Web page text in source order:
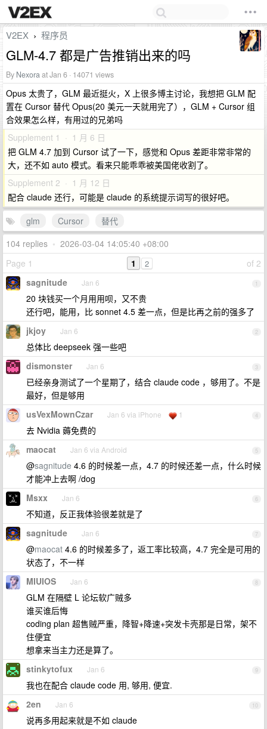
V2EX › 程序员
GLM-4.7 都是广告推销出来的吗
By Nexoraat Jan 6 · 14071 views
Opus 太贵了，GLM 最近挺火，X 上很多博主讨论，我想把 GLM 配
置在 Cursor 替代 Opus(20 美元一天就用完了），GLM + Cursor 组
合效果怎么样，有用过的兄弟吗
Supplement 1 · 1 月 6 日
把 GLM 4.7 加到 Cursor 试了一下，感觉和 Opus 差距非常非常的
大，还不如 auto 模式。看来只能乖乖被美国佬收割了。
Supplement 2 · 1 月 12 日
配合 claude 还行，可能是 claude 的系统提示词写的很好吧。
glm
Cursor
替代
104 replies • 2026-03-04 14:05:40 +08:00
Page 1
of 2
1 2
1
sagnitude Jan 6
20 块钱买一个月用用呗，又不贵
还行吧，能用，比 sonnet 4.5 差一点，但是比再之前的强多了
2
jkjoy Jan 6
总体比 deepseek 强一些吧
3
dismonster Jan 6
已经亲身测试了一个星期了，结合 claude code ，够用了。不是
最好，但是够用
4
usVexMownCzar Jan 6 via iPhone 1
去 Nvidia 薅免费的
5
maocat Jan 6 via Android
@sagnitude 4.6 的时候差一点，4.7 的时候还差一点，什么时候
才能冲上去啊 /dog
6
Msxx Jan 6
不知道，反正我体验很差就是了
7
sagnitude Jan 6
@maocat 4.6 的时候差多了，返工率比较高，4.7 完全是可用的
状态了，不一样
8
MIUIOS Jan 6
GLM 在隔壁 L 论坛软广贼多
谁买谁后悔
coding plan 超售贼严重，降智+降速+突发卡壳那是日常，架不
住便宜
想拿来当主力还是算了。
9
stinkytofux Jan 6
我也在配合 claude code 用, 够用, 便宜.
10
2en Jan 6
说再多用起来就是不如 claude